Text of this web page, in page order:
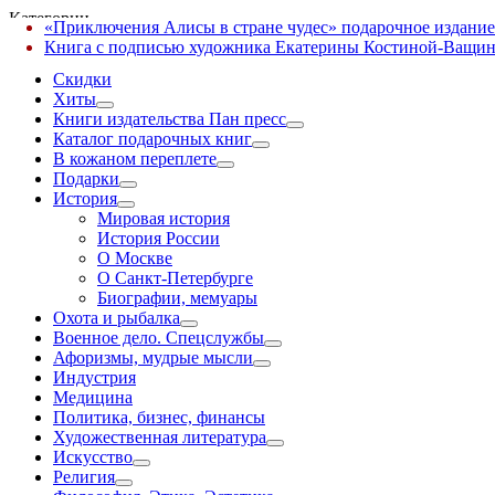
Категории
Скидки
Хиты
Книги издательства Пан пресс
Каталог подарочных книг
В кожаном переплете
Подарки
История
Мировая история
История России
О Москве
О Санкт-Петербурге
Биографии, мемуары
Охота и рыбалка
Военное дело. Спецслужбы
Афоризмы, мудрые мысли
Индустрия
Медицина
Политика, бизнес, финансы
Художественная литература
Искусство
Религия
«Приключения Алисы в стране чудес» подарочное издание
Книга с подписью художника Екатерины Костиной-